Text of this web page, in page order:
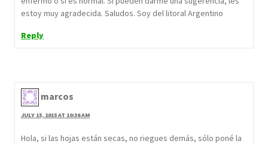
estoy muy agradecida. Saludos. Soy del litoral Argentino
Reply
marcos
JULY 15, 2015 AT 10:36 AM
Hola, si las hojas están secas, no riegues demás, sólo poné la